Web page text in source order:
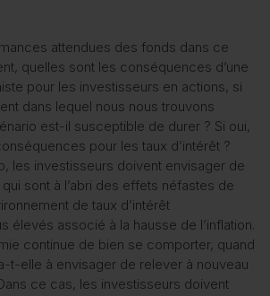
attendues des fonds dans ce
quelles sont les conséquences d’une
pour les investisseurs en actions, si
dans lequel nous nous trouvons
est-il susceptible de durer ? Si oui,
pour les taux d’intérêt ?
les investisseurs doivent envisager de
sont à l’abri des effets néfastes de
de taux d’intérêt
élevés associé à la hausse de l’inflation.
continue de bien se comporter, quand
t-elle à envisager de relever à nouveau
ce cas, les investisseurs doivent